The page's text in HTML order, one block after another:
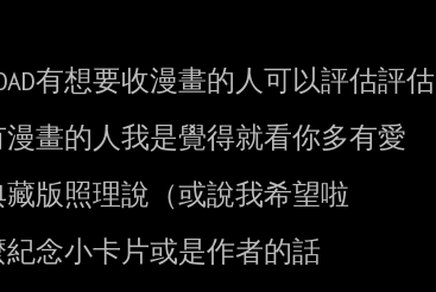
有想要收漫畫的人可以評估評估
畫的人我是覺得就看你多有愛
版照理說（或說我希望啦
念小卡片或是作者的話